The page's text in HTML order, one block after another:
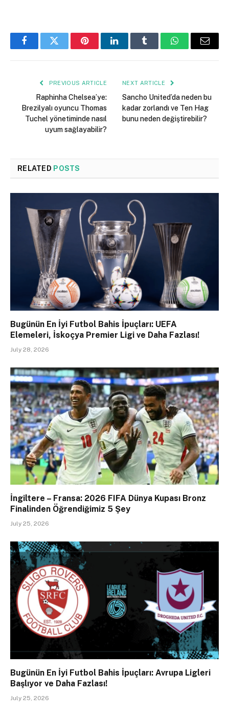
FacebookTwitter PinterestLinkedInTumblr WhatsAppEmail
PREVIOUS ARTICLE
Raphinha Chelsea’ye:
Brezilyalı oyuncu Thomas
Tuchel yönetiminde nasıl
uyum sağlayabilir?
NEXT ARTICLE
Sancho United’da neden bu
kadar zorlandı ve Ten Hag
bunu neden değiştirebilir?
RELATED POSTS
Bugünün En İyi Futbol Bahis İpuçları: UEFA
Elemeleri, İskoçya Premier Ligi ve Daha Fazlası!
July 28, 2026
İngiltere – Fransa: 2026 FIFA Dünya Kupası Bronz
Finalinden Öğrendiğimiz 5 Şey
July 25, 2026
Bugünün En İyi Futbol Bahis İpuçları: Avrupa Ligleri
Başlıyor ve Daha Fazlası!
July 25, 2026